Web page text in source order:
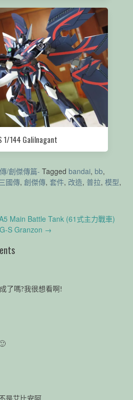
1/144 Galilnagant
/創傑傳篇- Tagged bandai, bb,
國傳, 創傑傳, 套件, 改造, 普拉, 模型,
Main Battle Tank (61式主力戰車)
S Granzon →
了嗎?我很想看啊!
是艾比安阿..